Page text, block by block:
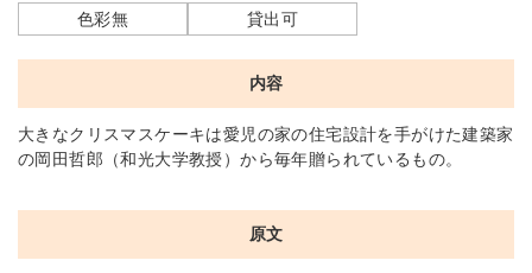
色彩無 貸出可
内容
大きなクリスマスケーキは愛児の家の住宅設計を手がけた建築家
の岡田哲郎（和光大学教授）から毎年贈られているもの。
原文